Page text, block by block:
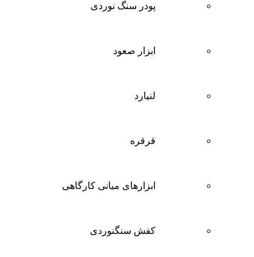
پودر سنگ نوردی
ابزار صعود
لنیارد
قرقره
ابزارهای میانی کارگاهی
کفش سنگنوردی